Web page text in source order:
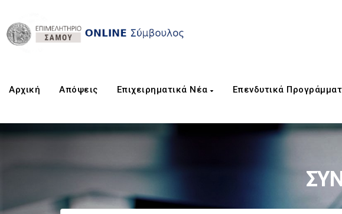
Αρχική Aπόψεις Επιχειρηματικά Νέα Επενδυτικά